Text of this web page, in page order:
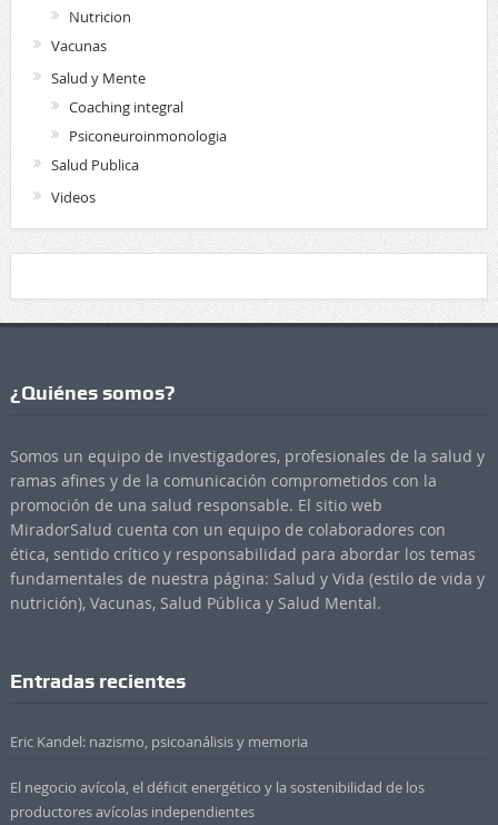
Nutricion
Vacunas
Salud y Mente
Coaching integral
Psiconeuroinmonologia
Salud Publica
Videos
¿Quiénes somos?
Somos un equipo de investigadores, profesionales de la salud y
ramas afines y de la comunicación comprometidos con la
promoción de una salud responsable. El sitio web
MiradorSalud cuenta con un equipo de colaboradores con
ética, sentido crítico y responsabilidad para abordar los temas
fundamentales de nuestra página: Salud y Vida (estilo de vida y
nutrición), Vacunas, Salud Pública y Salud Mental.
Entradas recientes
Eric Kandel: nazismo, psicoanálisis y memoria
El negocio avícola, el déficit energético y la sostenibilidad de los
productores avícolas independientes